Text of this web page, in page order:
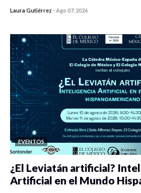
Laura Gutiérrez -Ago 07, 2026
EVENTOS
¿El Leviatán artificial?
Artificial en el Mundo